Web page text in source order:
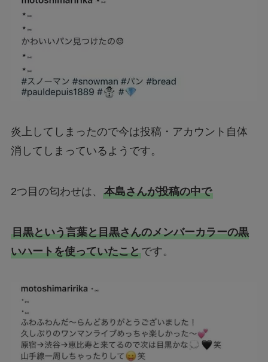
炎上してしまったので今は投稿・アカウント自体
消してしまっているようです。
2つ目の匂わせは、 本島さんが投稿の中で
目黒という言葉と目黒さんのメンバーカラーの黒
いハートを使っていたことです。